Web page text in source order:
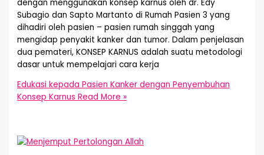
dengan menggunakan konsep karnus oleh dr. Edy
Subagio dan Sapto Martanto di Rumah Pasien 3 yang
dihadiri oleh pasien – pasien rumah singgah yang
mengidap penyakit kanker dan tumor. Dalam penjelasan
dua pemateri, KONSEP KARNUS adalah suatu metodologi
dasar untuk mempelajari cara kerja
Edukasi kepada Pasien Kanker dengan Penyembuhan
Konsep Karnus Read More »